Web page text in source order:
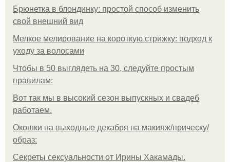
Брюнетка в блондинку: простой способ изменить
свой внешний вид
Мелкое мелирование на короткую стрижку: подход к
уходу за волосами
Чтобы в 50 выглядеть на 30, следуйте простым
правилам:
Вот так мы в высокий сезон выпускных и свадеб
работаем.
Окошки на выходные декабря на макияж/прическу/
образ:
Секреты сексуальности от Ирины Хакамады.